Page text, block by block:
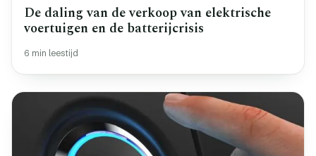
De daling van de verkoop van elektrische
voertuigen en de batterijcrisis
6 min leestijd